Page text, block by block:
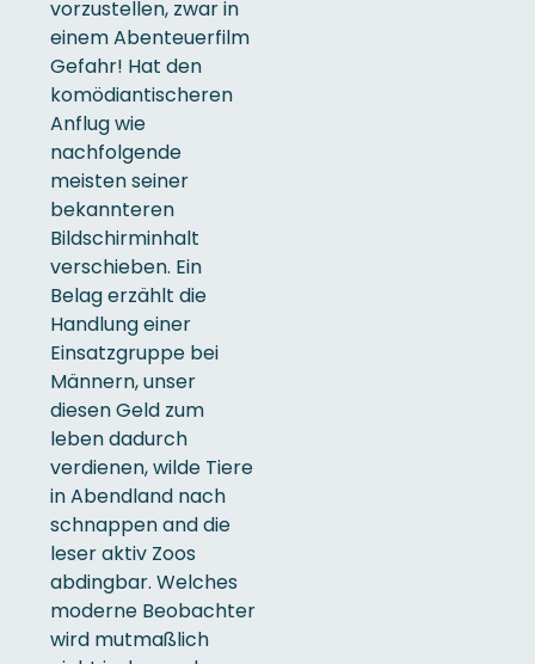
vorzustellen, zwar in
einem Abenteuerfilm
Gefahr! Hat den
komödiantischeren
Anflug wie
nachfolgende
meisten seiner
bekannteren
Bildschirminhalt
verschieben. Ein
Belag erzählt die
Handlung einer
Einsatzgruppe bei
Männern, unser
diesen Geld zum
leben dadurch
verdienen, wilde Tiere
in Abendland nach
schnappen and die
leser aktiv Zoos
abdingbar. Welches
moderne Beobachter
wird mutmaßlich